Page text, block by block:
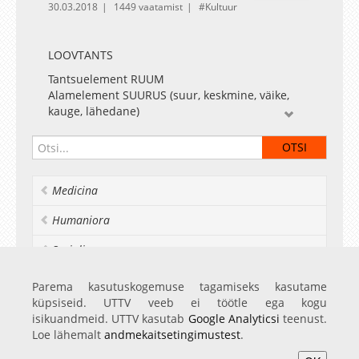
30.03.2018
1449 vaatamist Kultuur
LOOVTANTS
Tantsuelement RUUM
Alamelement SUURUS (suur, keskmine, väike,
kauge, lähedane)
Tundi viis läbi Anita Kurõljova, tantsukunst I
kursus, õppeaine "Loovtants" raames, õppejõud
Filmis Tauno Uibo
Montaaž Tauno Uibo ja Anu Sööt
Filmitud märtsis 2018
Medicina
Humaniora
Socialia
Realia et naturalia
Ülikoolist veel
Parema kasutuskogemuse tagamiseks kasutame
küpsiseid. UTTV veeb ei töötle ega kogu
isikuandmeid. UTTV kasutab Google Analyticsi teenust.
Loe lähemalt andmekaitsetingimustest.